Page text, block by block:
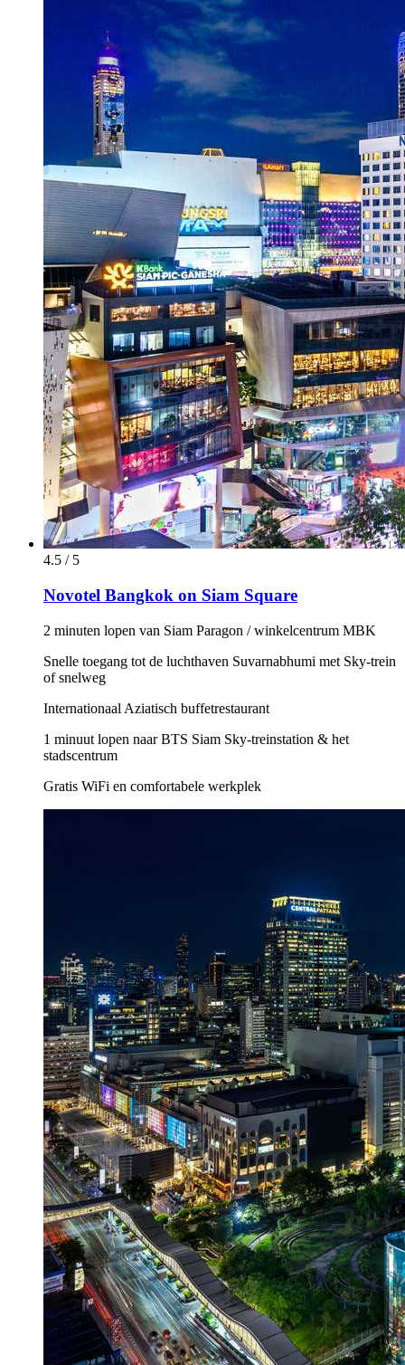
4.5 / 5
Novotel Bangkok on Siam Square
2 minuten lopen van Siam Paragon / winkelcentrum MBK
Snelle toegang tot de luchthaven Suvarnabhumi met Sky-trein
of snelweg
Internationaal Aziatisch buffetrestaurant
1 minuut lopen naar BTS Siam Sky-treinstation & het
stadscentrum
Gratis WiFi en comfortabele werkplek